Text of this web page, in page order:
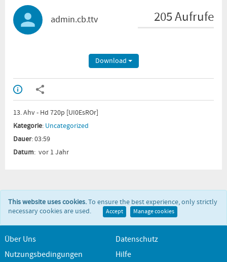
admin.cb.ttv 205 Aufrufe
Download
13. Ahv - Hd 720p [UI0EsROr]
Kategorie: Uncategorized
Dauer: 03:59
Datum: vor 1 Jahr
This website uses cookies.To ensure the best experience, only strictly
necessary cookies are used.
Accept Manage cookies
Über Uns
Datenschutz
Nutzungsbedingungen
Hilfe